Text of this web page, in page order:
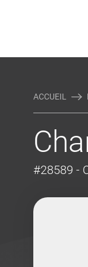
ACCUEIL
#28589 -